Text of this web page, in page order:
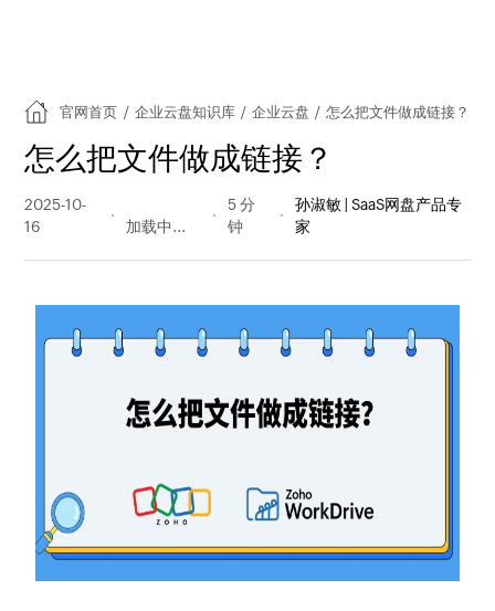
官网首页 / 企业云盘知识库 / 企业云盘 / 怎么把文件做成链接？
怎么把文件做成链接？
2025-10-
16
量
5 分
钟
孙淑敏 | SaaS网盘产品专
家